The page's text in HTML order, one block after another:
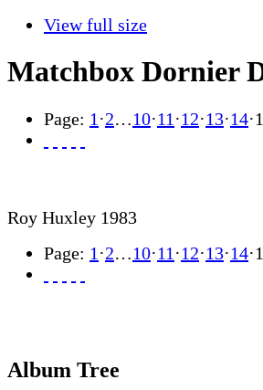
View full size
Matchbox Dornier
Page: 1 ·2…10·11 ·12·13·14·
Roy Huxley 1983
Page: 1 ·2…10·11 ·12·13·14·
Album Tree